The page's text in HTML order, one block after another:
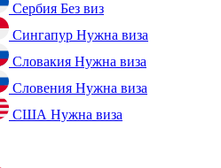
Сербия Без виз
Сингапур Нужна виза
Словакия Нужна виза
Словения Нужна виза
США Нужна виза